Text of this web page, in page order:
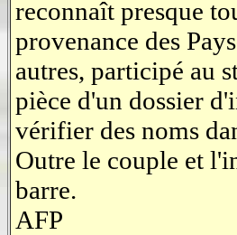
reconnaît presque
provenance des
autres, participé au
pièce d'un dossier
vérifier des noms
Outre le couple et
barre.
AFP